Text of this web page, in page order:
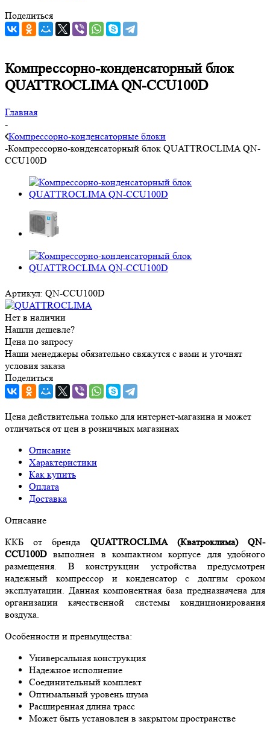
Поделиться
Компрессорно-конденсаторный блок
QUATTROCLIMA QN-CCU100D
Главная
-
Компрессорно-конденсаторные блоки
-Компрессорно-конденсаторный блок QUATTROCLIMA QN-
CCU100D
Артикул: QN-CCU100D
Нет в наличии
Нашли дешевле?
Цена по запросу
Наши менеджеры обязательно свяжутся с вами и уточнят
условия заказа
Поделиться
Цена действительна только для интернет-магазина и может
отличаться от цен в розничных магазинах
Описание
Характеристики
Как купить
Оплата
Доставка
Описание
ККБ от бренда QUATTROCLIMA (Кватроклима) QN-
CCU100Dвыполнен в компактном корпусе для удобного
размещения. В конструкции устройства предусмотрен
надежный компрессор и конденсатор с долгим сроком
эксплуатации. Данная компонентная база предназначена для
организации качественной системы кондиционирования
воздуха.
Особенности и преимущества:
Универсальная конструкция
Надежное исполнение
Соединительный комплект
Оптимальный уровень шума
Расширенная длина трасс
Может быть установлен в закрытом пространстве